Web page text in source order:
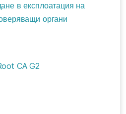
в експлоатация на
органи
CA G2